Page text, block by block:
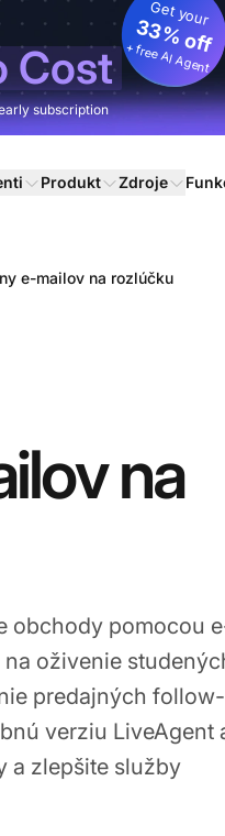
Cost
Get your
33% off
+ free AI Agent
subscription
Produkt Zdroje
e-mailov na rozlúčku
na
obchody pomocou
oživenie
predajných
verziu LiveAgent
a zlepšite služby